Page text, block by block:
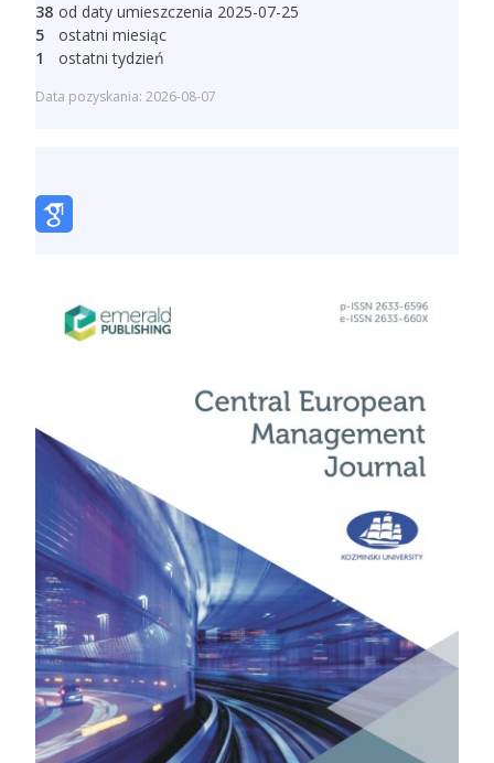
38 od daty umieszczenia 2025-07-25
5
ostatni miesiąc
1
ostatni tydzień
Data pozyskania: 2026-08-07